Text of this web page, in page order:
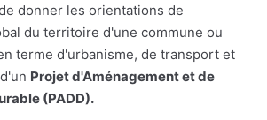
donner les orientations de
du territoire d'une commune ou
terme d'urbanisme, de transport et
Projet d'Aménagement et de
(PADD).